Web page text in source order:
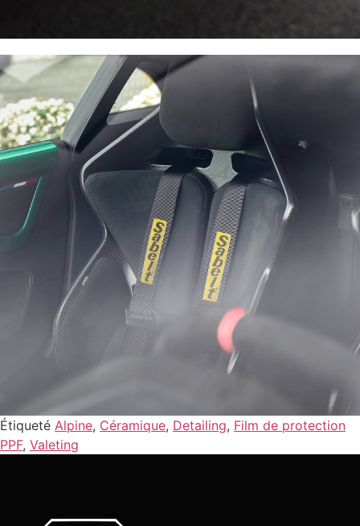
Étiqueté Alpine, Céramique, Detailing, Film de protection
PPF, Valeting